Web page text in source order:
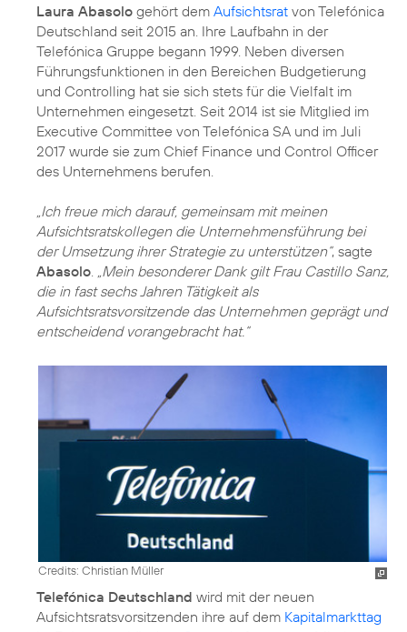
Laura Abasolo gehört dem Aufsichtsrat von Telefónica
Deutschland seit 2015 an. Ihre Laufbahn in der
Telefónica Gruppe begann 1999. Neben diversen
Führungsfunktionen in den Bereichen Budgetierung
und Controlling hat sie sich stets für die Vielfalt im
Unternehmen eingesetzt. Seit 2014 ist sie Mitglied im
Executive Committee von Telefónica SA und im Juli
2017 wurde sie zum Chief Finance und Control Officer
des Unternehmens berufen.
„Ich freue mich darauf, gemeinsam mit meinen
Aufsichtsratskollegen die Unternehmensführung bei
der Umsetzung ihrer Strategie zu unterstützen“, sagte
Abasolo
„Mein besonderer Dank gilt Frau Castillo Sanz,
die in fast sechs Jahren Tätigkeit als
Aufsichtsratsvorsitzende das Unternehmen geprägt und
entscheidend vorangebracht hat.“
Credits: Christian Müller
Telefónica Deutschland wird mit der neuen
Aufsichtsratsvorsitzenden ihre auf dem Kapitalmarkttag